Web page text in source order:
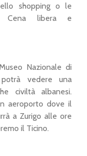
shopping o le
Cena libera e
Nazionale di
vedere una
civiltà albanesi.
aeroporto dove il
a Zurigo alle ore
il Ticino.